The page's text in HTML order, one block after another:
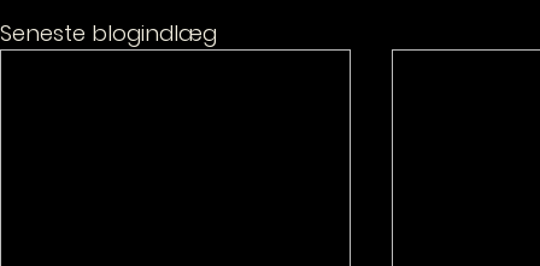
Seneste blogindlæg